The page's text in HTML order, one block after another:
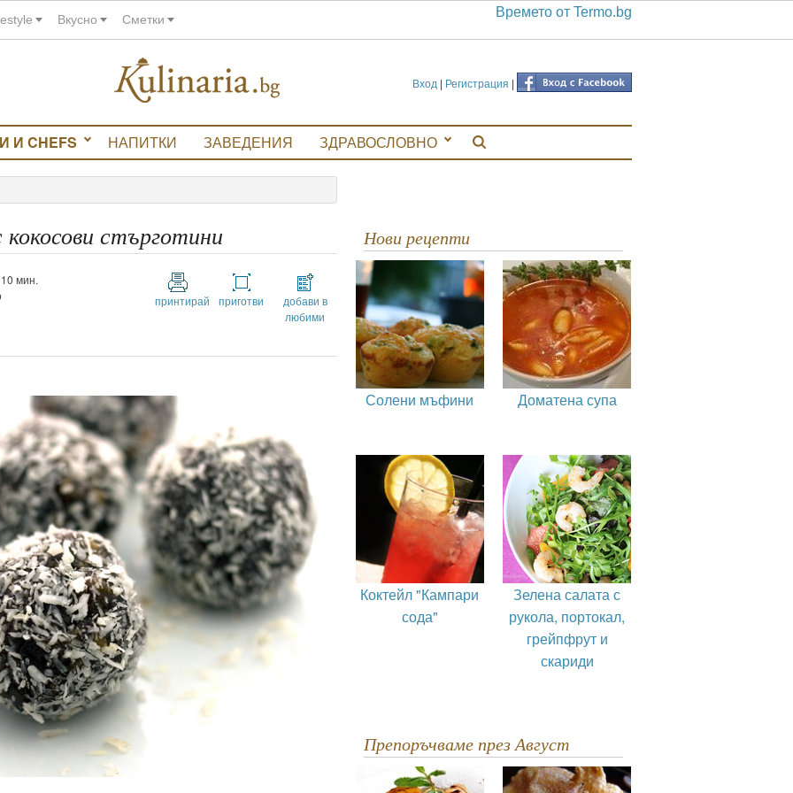
Вкусно Сметки Времето от Termo.bg
Вход | Регистрация |
И CHEFS НАПИТКИ ЗАВЕДЕНИЯ ЗДРАВОСЛОВНО
стърготини
мин.
принтирай приготви
добави в
любими
Нови рецепти
Солени мъфини Доматена супа
Коктейл "Кампари
сода"
Зелена салата с
рукола, портокал,
грейпфрут и
скариди
Препоръчваме през Август